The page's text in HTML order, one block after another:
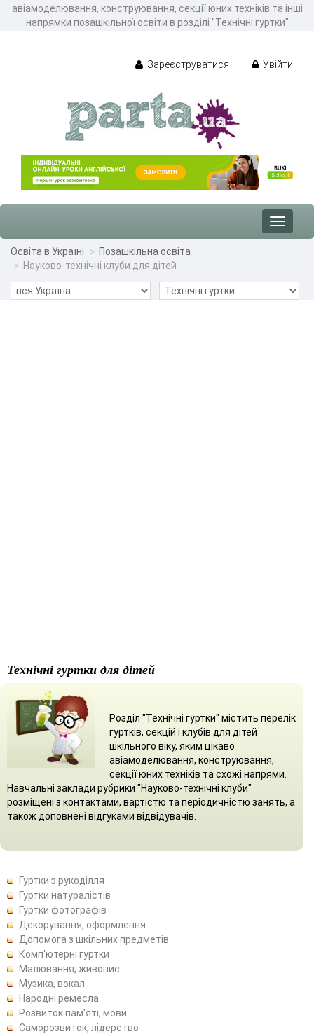
авіамоделювання, конструювання, секції юних техніків та інші
напрямки позашкільної освіти в розділі "Технічні гуртки"
Зареєструватися Увійти
Toggle
Освіта в Україні
Позашкільна освіта
Науково-технічні клуби для дітей
Технічні гуртки для дітей
Розділ "Технічні гуртки" містить перелік
гуртків, секцій і клубів для дітей
шкільного віку, яким цікаво
авіамоделювання, конструювання,
секції юних техніків та схожі напрями.
Навчальні заклади рубрики "Науково-технічні клуби"
розміщені з контактами, вартістю та періодичністю занять, а
також доповнені відгуками відвідувачів.
Гуртки з рукоділля
Гуртки натуралістів
Гуртки фотографів
Декорування, оформлення
Допомога з шкільних предметів
Комп'ютерні гуртки
Малювання, живопис
Музика, вокал
Народні ремесла
Розвиток пам'яті, мови
Саморозвиток, лідерство